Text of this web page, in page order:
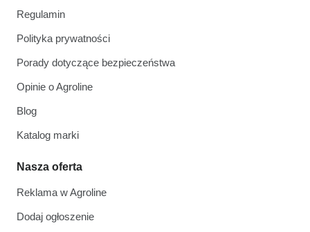
Regulamin
Polityka prywatności
Porady dotyczące bezpieczeństwa
Opinie o Agroline
Blog
Katalog marki
Nasza oferta
Reklama w Agroline
Dodaj ogłoszenie